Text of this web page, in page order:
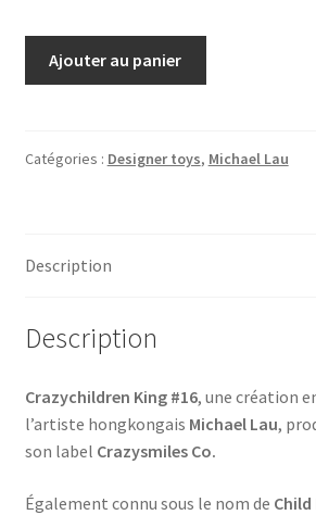
Crazychildren
Child
Co.
NIB
Ajouter au panier
Catégories : Designer toys, Michael Lau
Description
Description
Crazychildren King #16, une création
l’artiste hongkongais Michael Lau,
son label Crazysmiles Co.
Également connu sous le nom de Child